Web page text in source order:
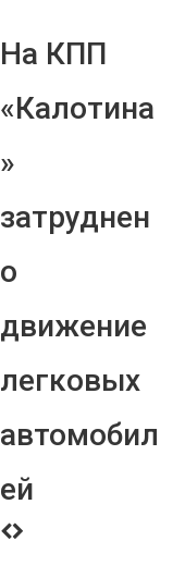
На КПП
«Калотина
»
затруднен
о
движение
легковых
автомобил
ей